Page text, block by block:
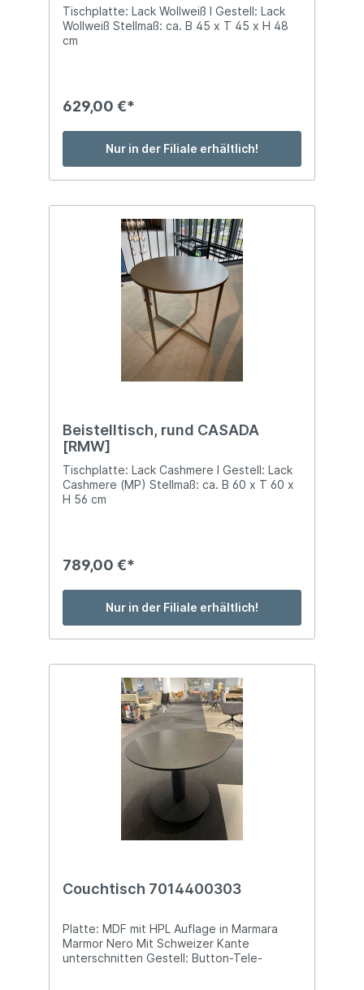
Tischplatte: Lack Wollweiß I Gestell: Lack
Wollweiß Stellmaß: ca. B 45 x T 45 x H 48
cm
629,00 €*
Nur in der Filiale erhältlich!
Beistelltisch, rund CASADA
[RMW]
Tischplatte: Lack Cashmere I Gestell: Lack
Cashmere (MP) Stellmaß: ca. B 60 x T 60 x
H 56 cm
789,00 €*
Nur in der Filiale erhältlich!
Couchtisch 7014400303
Platte: MDF mit HPL Auflage in Marmara
Marmor Nero Mit Schweizer Kante
unterschnitten Gestell: Button-Tele-